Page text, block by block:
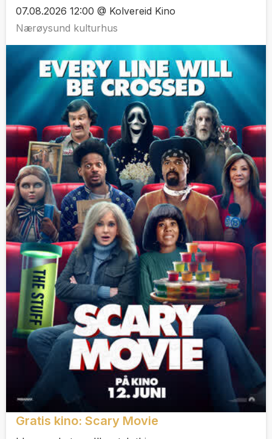
07.08.2026 12:00 @ Kolvereid Kino
Nærøysund kulturhus
Gratis kino: Scary Movie